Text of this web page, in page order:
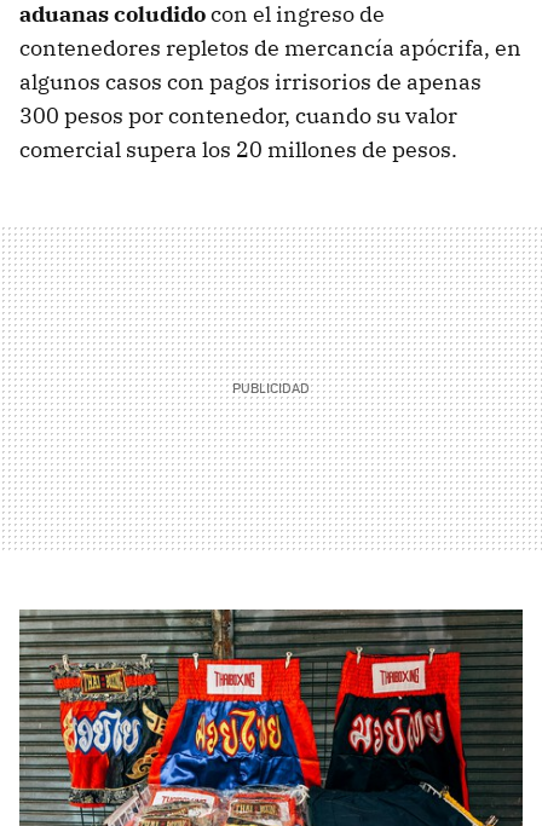
aduanas coludidocon el ingreso de
contenedores repletos de mercancía apócrifa, en
algunos casos con pagos irrisorios de apenas
300 pesos por contenedor, cuando su valor
comercial supera los 20 millones de pesos.